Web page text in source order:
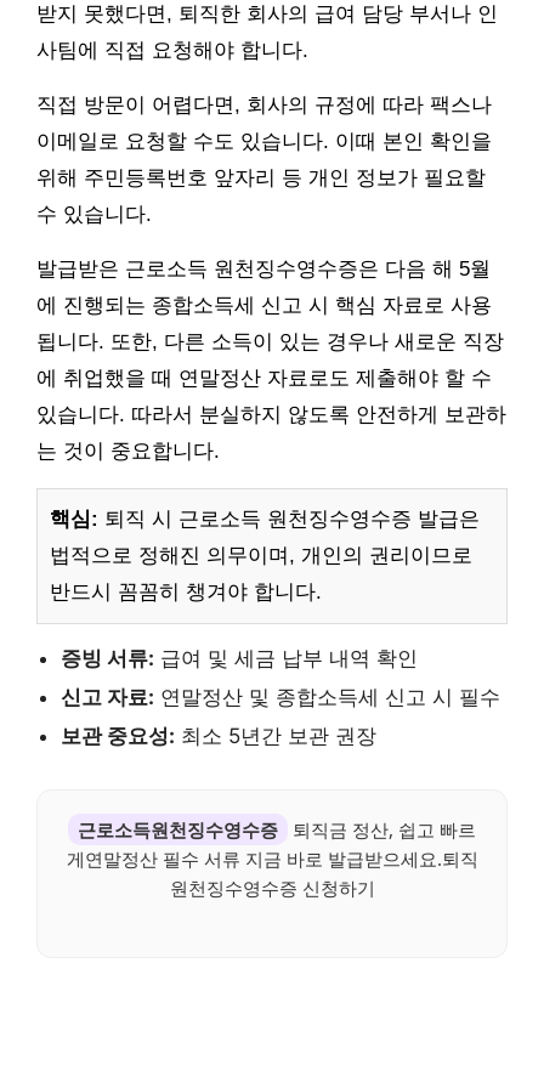
받지 못했다면, 퇴직한 회사의 급여 담당 부서나 인
사팀에 직접 요청해야 합니다.
직접 방문이 어렵다면, 회사의 규정에 따라 팩스나
이메일로 요청할 수도 있습니다. 이때 본인 확인을
위해 주민등록번호 앞자리 등 개인 정보가 필요할
수 있습니다.
발급받은 근로소득 원천징수영수증은 다음 해 5월
에 진행되는 종합소득세 신고 시 핵심 자료로 사용
됩니다. 또한, 다른 소득이 있는 경우나 새로운 직장
에 취업했을 때 연말정산 자료로도 제출해야 할 수
있습니다. 따라서 분실하지 않도록 안전하게 보관하
는 것이 중요합니다.
핵심: 퇴직 시 근로소득 원천징수영수증 발급은
법적으로 정해진 의무이며, 개인의 권리이므로
반드시 꼼꼼히 챙겨야 합니다.
증빙 서류: 급여 및 세금 납부 내역 확인
신고 자료: 연말정산 및 종합소득세 신고 시 필수
보관 중요성: 최소 5년간 보관 권장
근로소득원천징수영수증
퇴직금 정산, 쉽고 빠르
게연말정산 필수 서류 지금 바로 발급받으세요.퇴직
원천징수영수증 신청하기